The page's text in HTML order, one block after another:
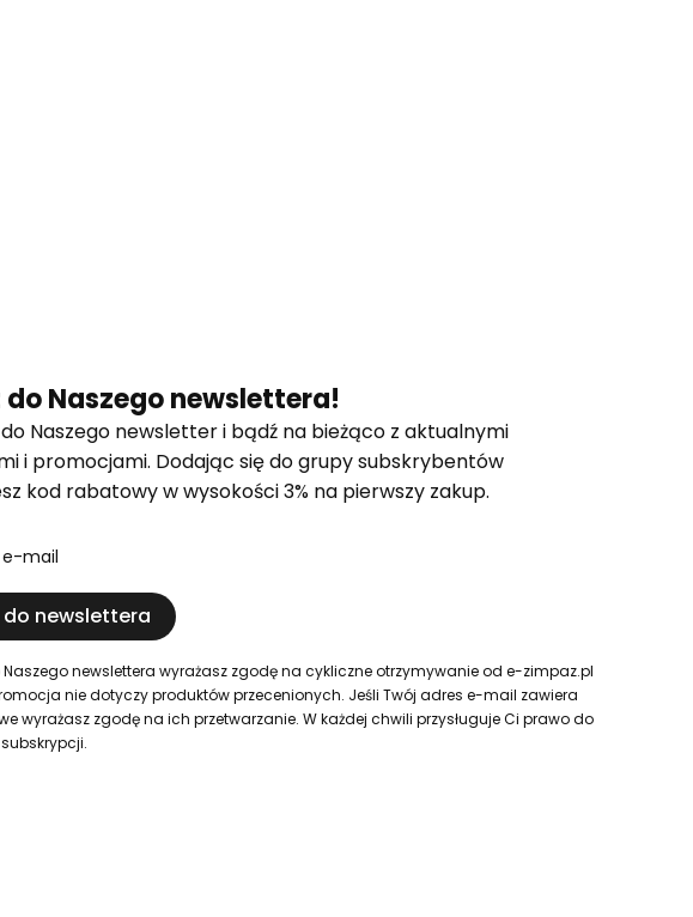
do Naszego newslettera!
do Naszego newsletter i bądź na bieżąco z aktualnymi
i promocjami. Dodając się do grupy subskrybentów
kod rabatowy w wysokości 3% na pierwszy zakup.
e-mail
do newslettera
newslettera wyrażasz zgodę na cykliczne otrzymywanie od e-zimpaz.pl
nie dotyczy produktów przecenionych. Jeśli Twój adres e-mail zawiera
wyrażasz zgodę na ich przetwarzanie. W każdej chwili przysługuje Ci prawo do